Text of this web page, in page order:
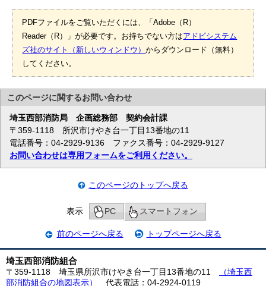
PDFファイルをご覧いただくには、「Adobe（R）
Reader（R）」が必要です。お持ちでない方はアドビシステム
ズ社のサイト（新しいウィンドウ）からダウンロード（無料）
してください。
このページに関するお問い合わせ
埼玉西部消防局 企画総務部 契約会計課
〒359-1118 所沢市けやき台一丁目13番地の11
電話番号：04-2929-9136 ファクス番号：04-2929-9127
お問い合わせは専用フォームをご利用ください。
このページのトップへ戻る
表示 PC スマートフォン
前のページへ戻る トップページへ戻る
埼玉西部消防組合
〒359-1118 埼玉県所沢市けやき台一丁目13番地の11
（埼玉西
部消防組合の地図表示）
代表電話：04-2924-0119